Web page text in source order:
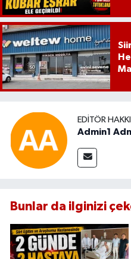
EDITÖR
Admin1
Bunlar da ilginizi